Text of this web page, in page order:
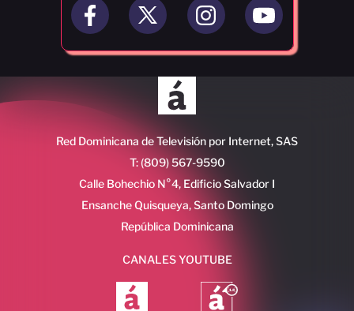
Red Dominicana de Televisión por Internet, SAS
T: (809) 567-9590
Calle Bohechio N°4, Edificio Salvador I
Ensanche Quisqueya, Santo Domingo
República Dominicana
CANALES YOUTUBE